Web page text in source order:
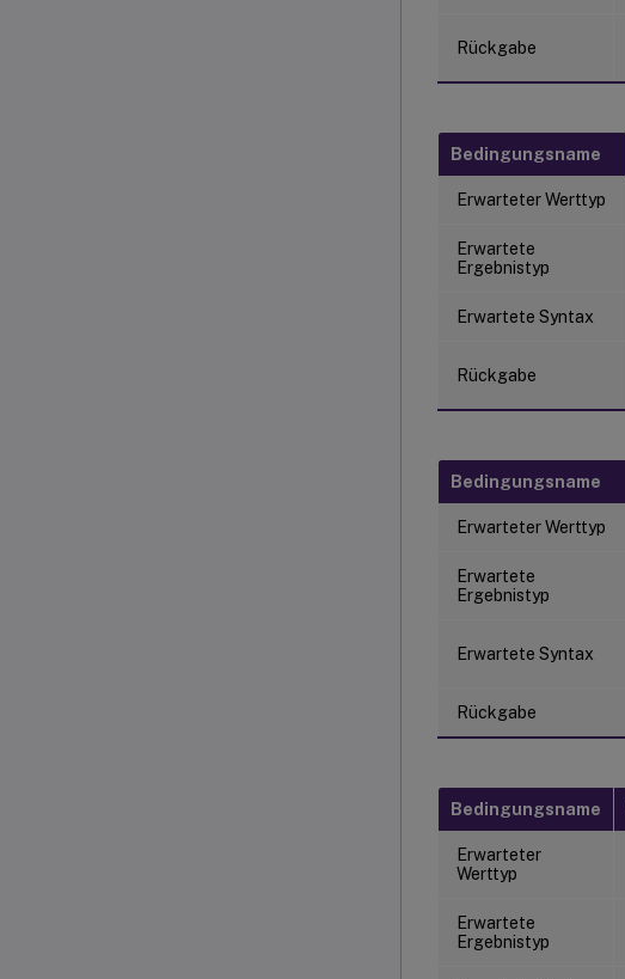
Rückgabe
Bedingungsname
Erwarteter Werttyp
Erwartete
Ergebnistyp
Erwartete Syntax
Rückgabe
Bedingungsname
Erwarteter Werttyp
Erwartete
Ergebnistyp
Erwartete Syntax
Rückgabe
Bedingungsname
Erwarteter
Werttyp
Erwartete
Ergebnistyp